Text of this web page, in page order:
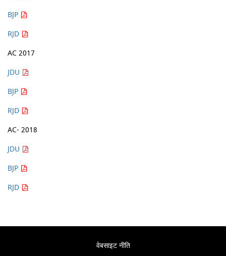
BJP
RJD
AC 2017
JDU
BJP
RJD
AC- 2018
JDU
BJP
RJD
वेबसाइट नीति